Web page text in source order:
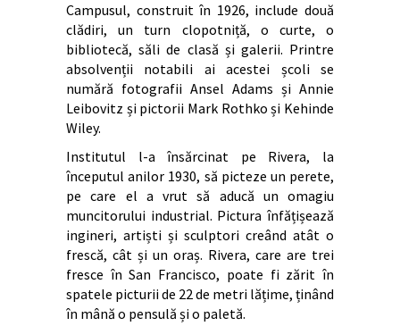
Campusul, construit în 1926, include două
clădiri, un turn clopotniță, o curte, o
bibliotecă, săli de clasă și galerii. Printre
absolvenții notabili ai acestei școli se
numără fotografii Ansel Adams și Annie
Leibovitz și pictorii Mark Rothko și Kehinde
Wiley.
Institutul l-a însărcinat pe Rivera, la
începutul anilor 1930, să picteze un perete,
pe care el a vrut să aducă un omagiu
muncitorului industrial. Pictura înfățișează
ingineri, artiști și sculptori creând atât o
frescă, cât și un oraș. Rivera, care are trei
fresce în San Francisco, poate fi zărit în
spatele picturii de 22 de metri lățime, ținând
în mână o pensulă și o paletă.